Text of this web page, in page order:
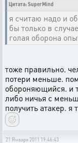
Цитата: SuperMind
я считаю надо и
бы только в
голая оборона
тоже правильно.
потери меньше.
обороняющийся. и
либо ничья с
получить атакер. я
21 Января 2011 19:46:43